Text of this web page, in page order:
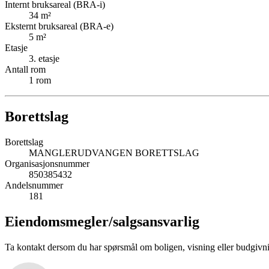
Internt bruksareal (BRA-i)
34 m²
Eksternt bruksareal (BRA-e)
5 m²
Etasje
3. etasje
Antall rom
1 rom
Borettslag
Borettslag
MANGLERUDVANGEN BORETTSLAG
Organisasjonsnummer
850385432
Andelsnummer
181
Eiendomsmegler/salgsansvarlig
Ta kontakt dersom du har spørsmål om boligen, visning eller